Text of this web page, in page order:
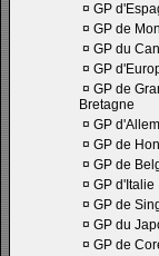
¤ GP
¤ GP de
¤ GP du
¤ GP
¤ GP de
Bretagne
¤ GP
¤ GP de
¤ GP de
¤ GP d'Italie
¤ GP de
¤ GP du
¤ GP de